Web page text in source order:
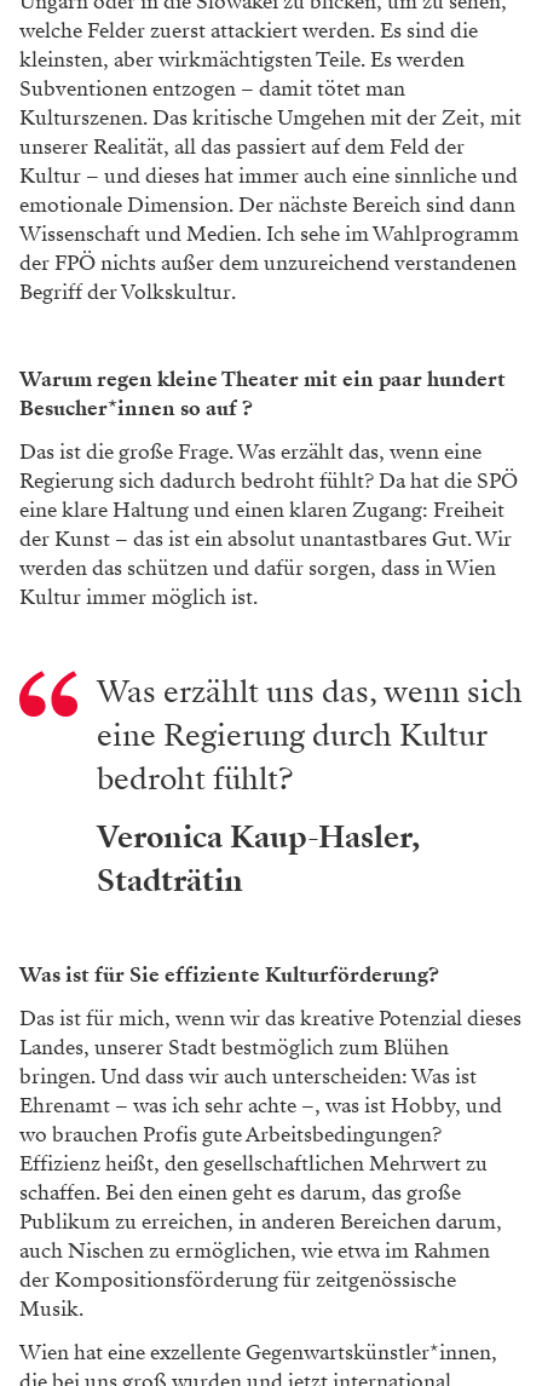
welche Felder zuerst attackiert werden. Es sind die
kleinsten, aber wirkmächtigsten Teile. Es werden
Subventionen entzogen – damit tötet man
Kulturszenen. Das kritische Umgehen mit der Zeit, mit
unserer Realität, all das passiert auf dem Feld der
Kultur – und dieses hat immer auch eine sinnliche und
emotionale Dimension. Der nächste Bereich sind dann
Wissenschaft und Medien. Ich sehe im Wahlprogramm
der FPÖ nichts außer dem unzureichend verstandenen
Begriff der Volkskultur.
Warum regen kleine Theater mit ein paar hundert
Besucher*innen so auf ?
Das ist die große Frage. Was erzählt das, wenn eine
Regierung sich dadurch bedroht fühlt? Da hat die SPÖ
eine klare Haltung und einen klaren Zugang: Freiheit
der Kunst – das ist ein absolut unantastbares Gut. Wir
werden das schützen und dafür sorgen, dass in Wien
Kultur immer möglich ist.
Was erzählt uns das, wenn sich
eine Regierung durch Kultur
bedroht fühlt?
Veronica Kaup-Hasler,
Stadträtin
Was ist für Sie effiziente Kulturförderung?
Das ist für mich, wenn wir das kreative Potenzial dieses
Landes, unserer Stadt bestmöglich zum Blühen
bringen. Und dass wir auch unterscheiden: Was ist
Ehrenamt – was ich sehr achte –, was ist Hobby, und
wo brauchen Profis gute Arbeitsbedingungen?
Effizienz heißt, den gesellschaftlichen Mehrwert zu
schaffen. Bei den einen geht es darum, das große
Publikum zu erreichen, in anderen Bereichen darum,
auch Nischen zu ermöglichen, wie etwa im Rahmen
der Kompositionsförderung für zeitgenössische
Musik.
Wien hat eine exzellente Gegenwartskünstler*innen,